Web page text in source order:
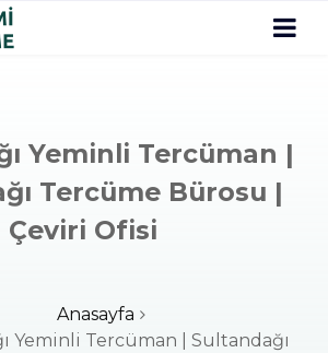
Yeminli Tercüman |
Tercüme Bürosu |
Çeviri Ofisi
Anasayfa
Yeminli Tercüman | Sultandağı